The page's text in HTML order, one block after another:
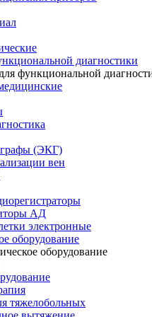
диагностики
функциональной
(ЭКГ)
вен
АД
электронные
оборудование
оборудование
тяжелобольных